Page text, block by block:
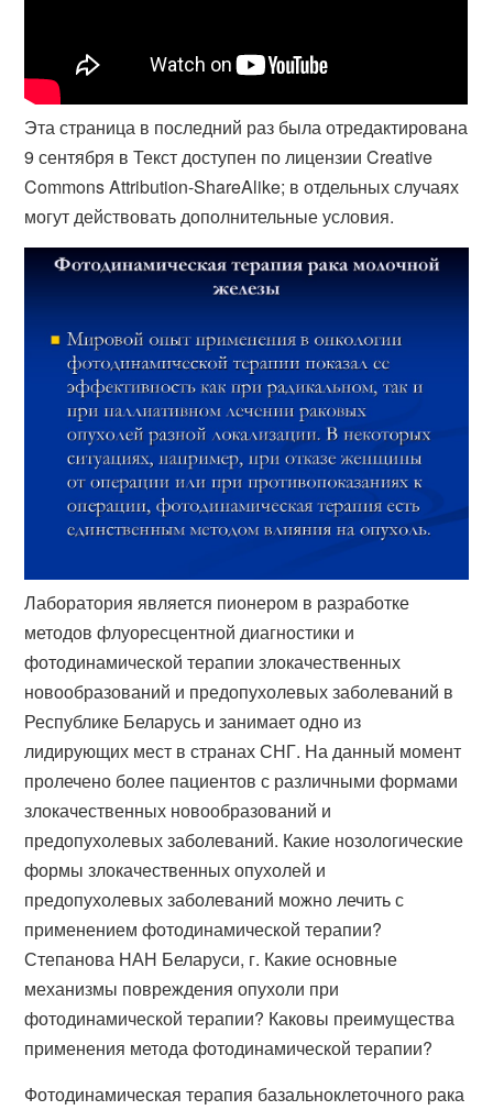
Эта страница в последний раз была отредактирована
9 сентября в Текст доступен по лицензии Creative
Commons Attribution-ShareAlike; в отдельных случаях
могут действовать дополнительные условия.
Лаборатория является пионером в разработке
методов флуоресцентной диагностики и
фотодинамической терапии злокачественных
новообразований и предопухолевых заболеваний в
Республике Беларусь и занимает одно из
лидирующих мест в странах СНГ. На данный момент
пролечено более пациентов с различными формами
злокачественных новообразований и
предопухолевых заболеваний. Какие нозологические
формы злокачественных опухолей и
предопухолевых заболеваний можно лечить с
применением фотодинамической терапии?
Степанова НАН Беларуси, г. Какие основные
механизмы повреждения опухоли при
фотодинамической терапии? Каковы преимущества
применения метода фотодинамической терапии?
Фотодинамическая терапия базальноклеточного рака